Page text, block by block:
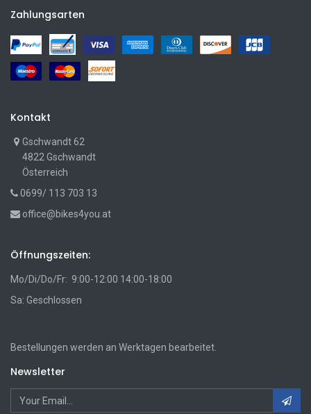
Zahlungsarten
Kontakt
Gschwandt 62
4822 Gschwandt
Österreich
0699/ 113 703 13
office@bikes4you.at
Öffnungszeiten:
Mo/Di/Do/Fr: 9:00-12:00 14:00-18:00
Sa: Geschlossen
Bestellungen werden an Werktagen bearbeitet.
Newsletter